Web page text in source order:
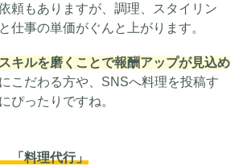
頼もありますが、調理、スタイリン
仕事の単価がぐんと上がります。
キルを磨くことで報酬アップが見込め
こだわる方や、SNSへ料理を投稿す
ぴったりですね。
「料理代行」